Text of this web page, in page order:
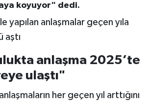
koyuyor" dedi.
anlaşma 2025’te
ulaştı"
her geçen yıl arttığını